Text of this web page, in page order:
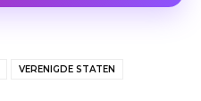
VERENIGDE STATEN